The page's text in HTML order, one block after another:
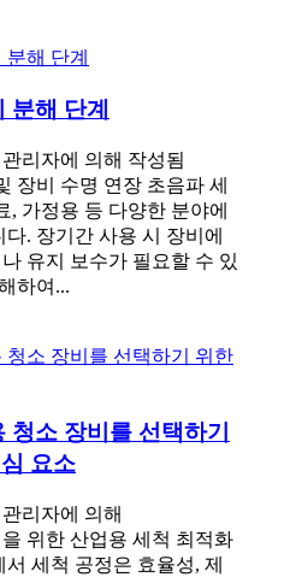
분해 단계
관리자에 의해 작성됨
장비 수명 연장 초음파 세
, 가정용 등 다양한 분야에
. 장기간 사용 시 장비에
유지 보수가 필요할 수 있
하여...
청소 장비를 선택하기
요소
리자에 의해
위한 산업용 세척 최적화
세척 공정은 효율성, 제